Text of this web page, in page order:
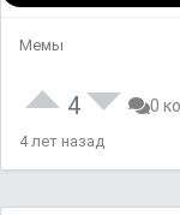
Мемы
4 0
4 лет назад